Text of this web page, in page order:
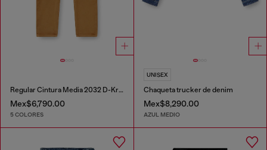
Regular Cintura Media 2032 D-Krooley-BW Joggjeans®
Mex$6,790.00
5 COLORES
UNISEX
Chaqueta trucker de denim
Mex$8,290.00
AZUL MEDIO